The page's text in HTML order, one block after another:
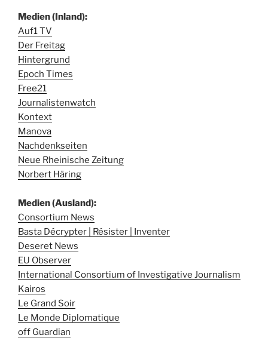
Medien (Inland):
Auf1 TV
Der Freitag
Hintergrund
Epoch Times
Free21
Journalistenwatch
Kontext
Manova
Nachdenkseiten
Neue Rheinische Zeitung
Norbert Häring
Medien (Ausland):
Consortium News
Basta Décrypter | Résister | Inventer
Deseret News
EU Observer
International Consortium of Investigative Journalism
Kairos
Le Grand Soir
Le Monde Diplomatique
off Guardian